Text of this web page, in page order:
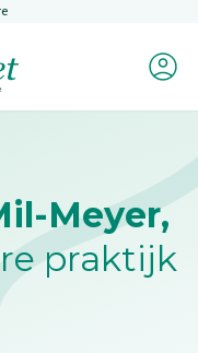
Mijn
Meyer,
praktijk